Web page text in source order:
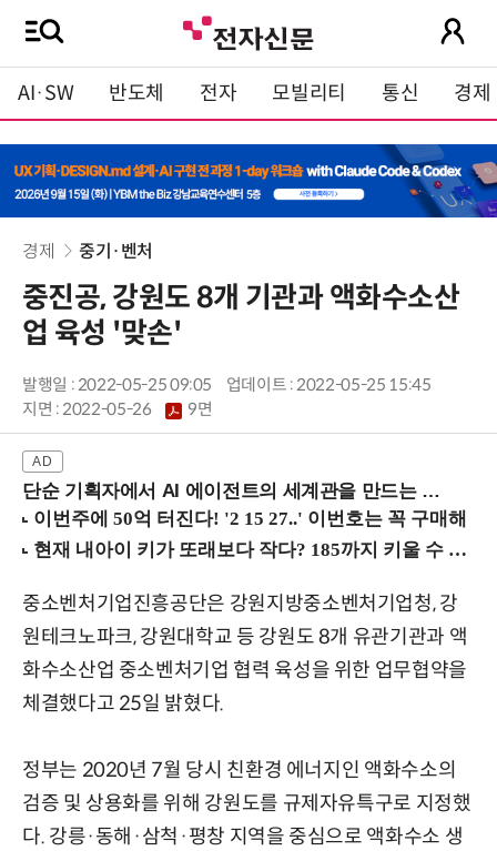
AI·SW 반도체 전자 모빌리티 통신 경제
경제 중기·벤처
중진공, 강원도 8개 기관과 액화수소산
업 육성 '맞손'
발행일 : 2022-05-25 09:05
업데이트 : 2022-05-25 15:45
지면 :2022-05-26 9면
단순 기획자에서 AI 에이전트의 세계관을 만드는 지식 설계자로.. (8/20 강남역)
중소벤처기업진흥공단은 강원지방중소벤처기업청, 강
원테크노파크, 강원대학교 등 강원도 8개 유관기관과 액
화수소산업 중소벤처기업 협력 육성을 위한 업무협약을
체결했다고 25일 밝혔다.
정부는 2020년 7월 당시 친환경 에너지인 액화수소의
검증 및 상용화를 위해 강원도를 규제자유특구로 지정했
다. 강릉·동해·삼척·평창 지역을 중심으로 액화수소 생